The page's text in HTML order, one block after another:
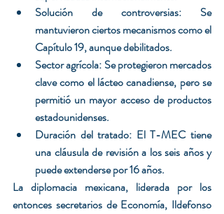
Solución de controversias: Se
mantuvieron ciertos mecanismos como el
Capítulo 19, aunque debilitados.
Sector agrícola: Se protegieron mercados
clave como el lácteo canadiense, pero se
permitió un mayor acceso de productos
estadounidenses.
Duración del tratado: El T-MEC tiene
una cláusula de revisión a los seis años y
puede extenderse por 16 años.
La diplomacia mexicana, liderada por los
entonces secretarios de Economía, Ildefonso